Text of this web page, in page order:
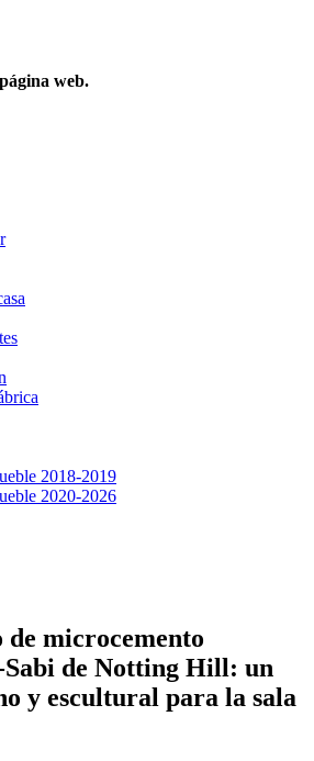
web.
2018-2019
2020-2026
de microcemento
de Notting Hill: un
y escultural para la sala